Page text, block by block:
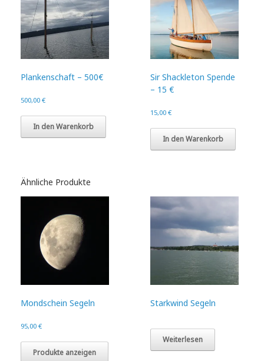
Plankenschaft – 500€
500,00 €
In den Warenkorb
Sir Shackleton Spende
– 15 €
15,00€
In den Warenkorb
Ähnliche Produkte
Mondschein Segeln
95,00 €
Produkte anzeigen
Starkwind Segeln
Weiterlesen